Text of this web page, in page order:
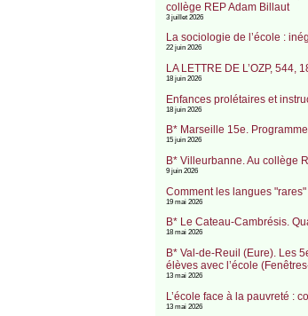
collège REP Adam Billaut
3 juillet 2026
La sociologie de l’école :
22 juin 2026
LA LETTRE DE L’OZP, 544,
18 juin 2026
Enfances prolétaires et
18 juin 2026
B* Marseille 15e.
15 juin 2026
B* Villeurbanne. Au collège
9 juin 2026
Comment les langues
19 mai 2026
B* Le Cateau-Cambrésis.
18 mai 2026
B* Val-de-Reuil (Eure). Les
élèves avec l’école
13 mai 2026
L’école face à la pauvreté :
13 mai 2026